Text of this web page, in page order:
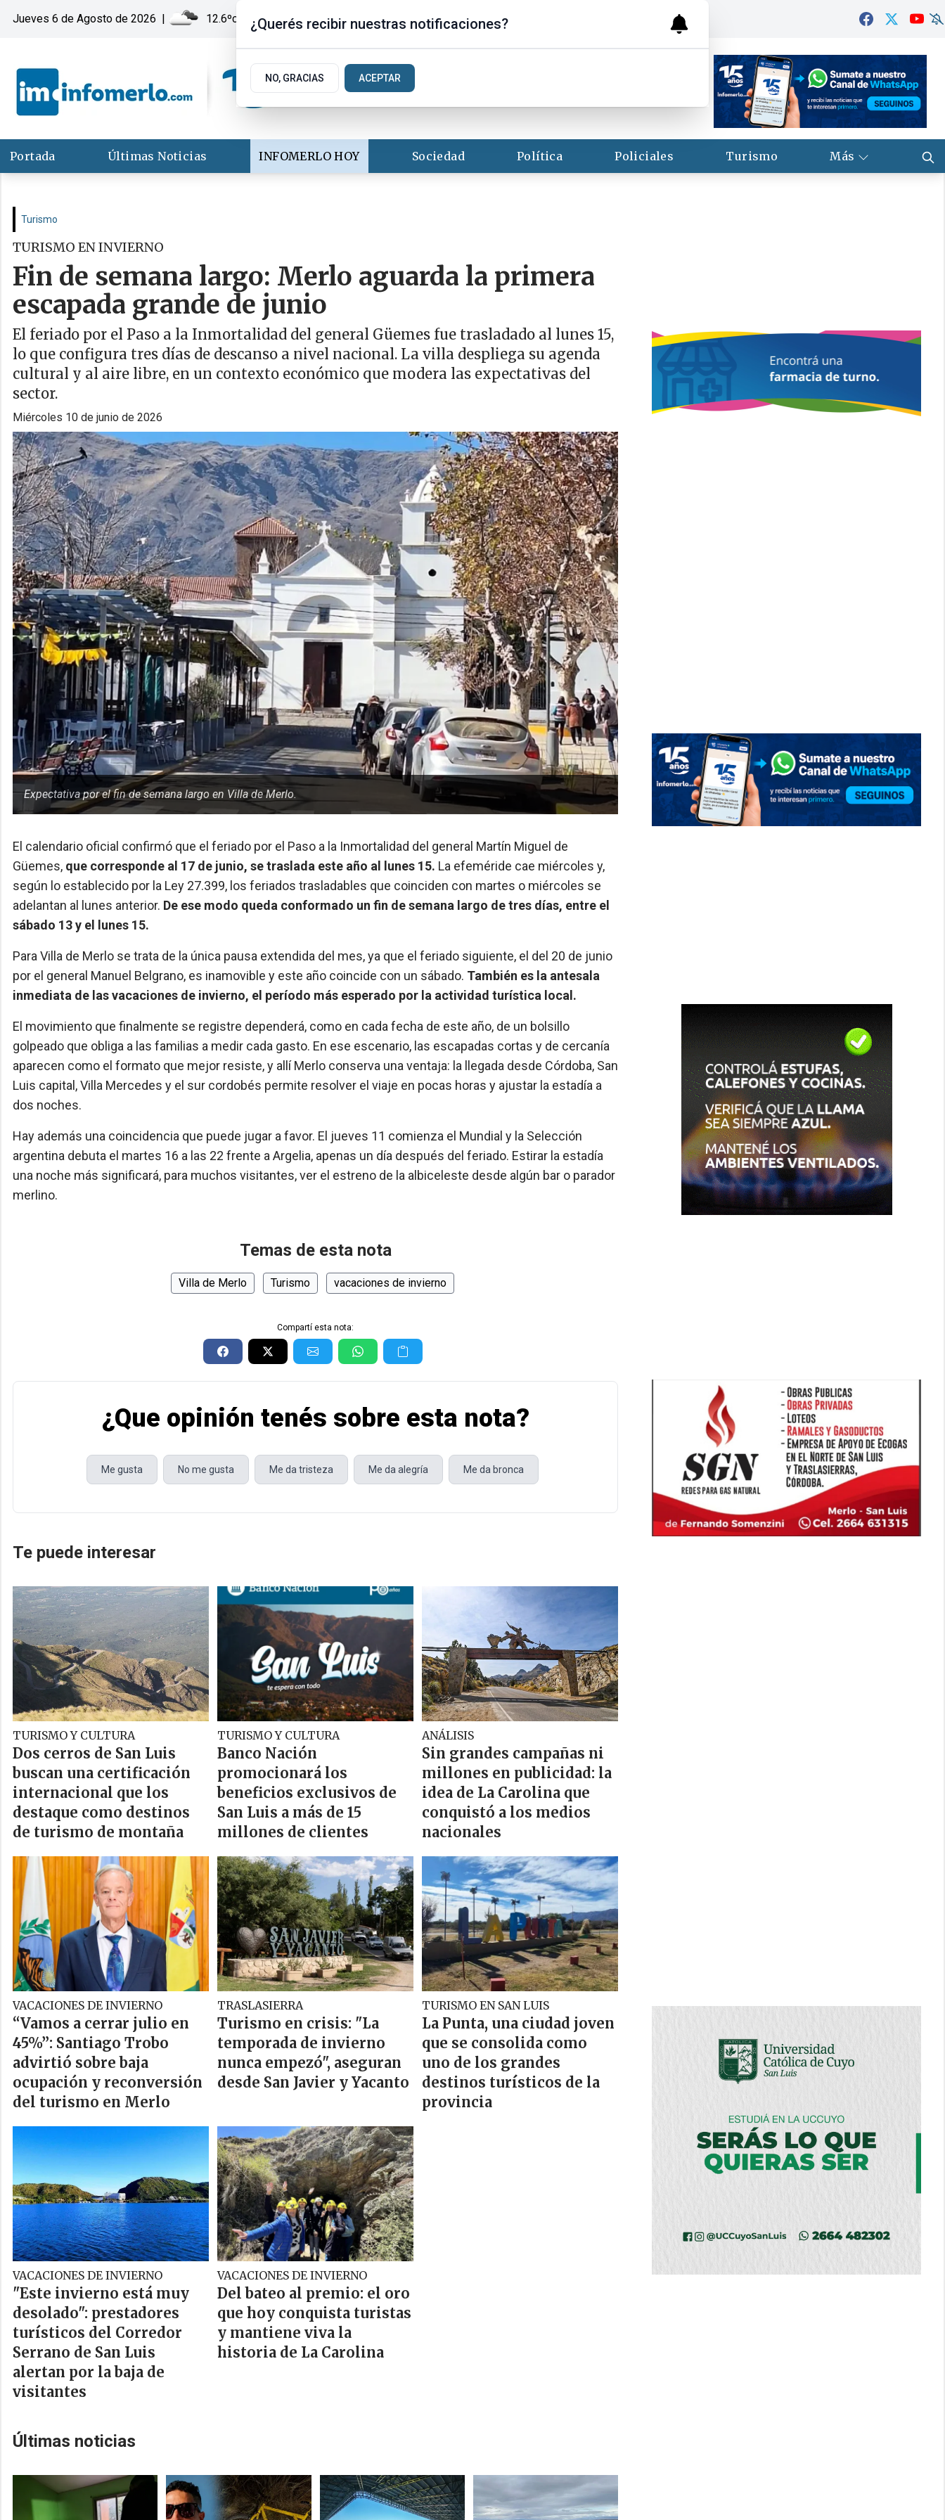
Jueves 6 de Agosto de 2026 | 12.6ºc | Merlo, San Luis
Portada Últimas Noticias INFOMERLO HOY Sociedad Política Policiales Turismo Más
Turismo
TURISMO EN INVIERNO
Fin de semana largo: Merlo aguarda la primera
escapada grande de junio
El feriado por el Paso a la Inmortalidad del general Güemes fue trasladado al lunes 15,
lo que configura tres días de descanso a nivel nacional. La villa despliega su agenda
cultural y al aire libre, en un contexto económico que modera las expectativas del
sector.
miércoles 10 de junio de 2026
Expectativa por el fin de semana largo en Villa de Merlo.
El calendario oficial confirmó que el feriado por el Paso a la Inmortalidad del general Martín Miguel de
Güemes, que corresponde al 17 de junio, se traslada este año al lunes 15. La efeméride cae miércoles y,
según lo establecido por la Ley 27.399, los feriados trasladables que coinciden con martes o miércoles se
adelantan al lunes anterior. De ese modo queda conformado un fin de semana largo de tres días, entre el
sábado 13 y el lunes 15.
Para Villa de Merlo se trata de la única pausa extendida del mes, ya que el feriado siguiente, el del 20 de junio
por el general Manuel Belgrano, es inamovible y este año coincide con un sábado. También es la antesala
inmediata de las vacaciones de invierno, el período más esperado por la actividad turística local.
El movimiento que finalmente se registre dependerá, como en cada fecha de este año, de un bolsillo
golpeado que obliga a las familias a medir cada gasto. En ese escenario, las escapadas cortas y de cercanía
aparecen como el formato que mejor resiste, y allí Merlo conserva una ventaja: la llegada desde Córdoba, San
Luis capital, Villa Mercedes y el sur cordobés permite resolver el viaje en pocas horas y ajustar la estadía a
dos noches.
Hay además una coincidencia que puede jugar a favor. El jueves 11 comienza el Mundial y la Selección
argentina debuta el martes 16 a las 22 frente a Argelia, apenas un día después del feriado. Estirar la estadía
una noche más significará, para muchos visitantes, ver el estreno de la albiceleste desde algún bar o parador
merlino.
Temas de esta nota
Villa de Merlo Turismo vacaciones de invierno
Compartí esta nota:
¿Que opinión tenés sobre esta nota?
Me gusta No me gusta Me da tristeza Me da alegría Me da bronca
Te puede interesar
TURISMO Y CULTURA
Dos cerros de San Luis
buscan una certificación
internacional que los
destaque como destinos
de turismo de montaña
TURISMO Y CULTURA
Banco Nación
promocionará los
beneficios exclusivos de
San Luis a más de 15
millones de clientes
ANÁLISIS
Sin grandes campañas ni
millones en publicidad: la
idea de La Carolina que
conquistó a los medios
nacionales
VACACIONES DE INVIERNO
“Vamos a cerrar julio en
45%”: Santiago Trobo
advirtió sobre baja
ocupación y reconversión
del turismo en Merlo
TRASLASIERRA
Turismo en crisis: "La
temporada de invierno
nunca empezó", aseguran
desde San Javier y Yacanto
TURISMO EN SAN LUIS
La Punta, una ciudad joven
que se consolida como
uno de los grandes
destinos turísticos de la
provincia
VACACIONES DE INVIERNO
"Este invierno está muy
desolado": prestadores
turísticos del Corredor
Serrano de San Luis
alertan por la baja de
visitantes
VACACIONES DE INVIERNO
Del bateo al premio: el oro
que hoy conquista turistas
y mantiene viva la
historia de La Carolina
Últimas noticias
¿Querés recibir nuestras notificaciones?
NO, GRACIAS ACEPTAR